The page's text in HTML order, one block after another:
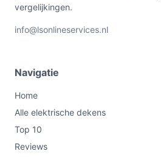
vergelijkingen.
info@lsonlineservices.nl
Navigatie
Home
Alle elektrische dekens
Top 10
Reviews